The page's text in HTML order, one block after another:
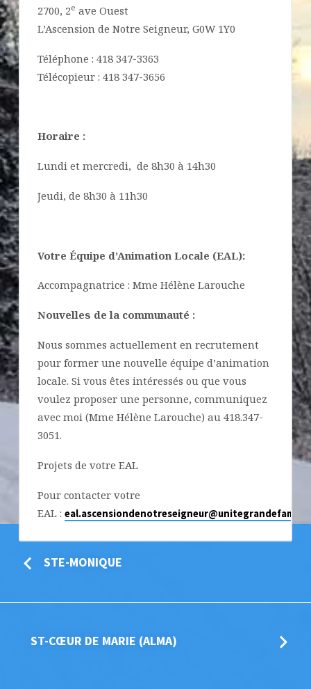
2700, 2e ave Ouest
L’Ascension de Notre Seigneur, G0W 1Y0
Téléphone : 418 347-3363
Télécopieur : 418 347-3656
Horaire :
Lundi et mercredi, de 8h30 à 14h30
Jeudi, de 8h30 à 11h30
Votre Équipe d’Animation Locale (EAL):
Accompagnatrice : Mme Hélène Larouche
Nouvelles de la communauté :
Nous sommes actuellement en recrutement
pour former une nouvelle équipe d’animation
locale. Si vous êtes intéressés ou que vous
voulez proposer une personne, communiquez
avec moi (Mme Hélène Larouche) au 418.347-
3051.
Projets de votre EAL
Pour contacter votre
EAL :
STE-MONIQUE
ST-CŒUR DE MARIE (ALMA)